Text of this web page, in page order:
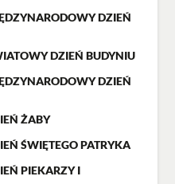
DZIEŃ
DZIEŃ BUDYNIU
DZIEŃ
ŻABY
ŚWIĘTEGO PATRYKA
PIEKARZY I